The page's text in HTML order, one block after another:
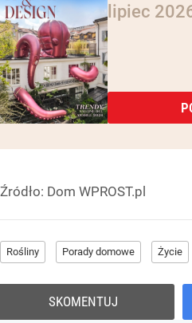
lipiec
Źródło: Dom WPROST.pl
Rośliny Porady domowe Życie
SKOMENTUJ